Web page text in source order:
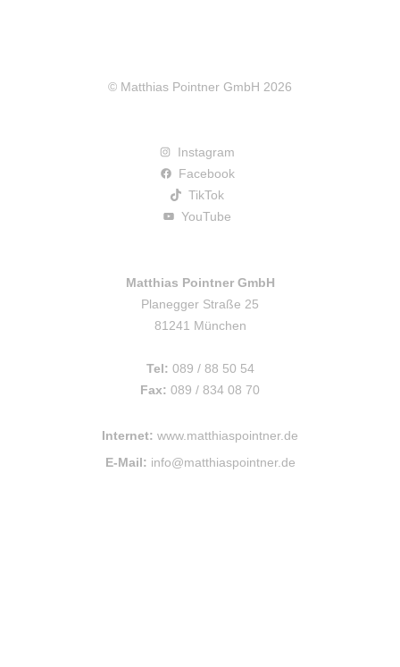
© Matthias Pointner GmbH 2026
Instagram
Facebook
TikTok
YouTube
Matthias Pointner GmbH
Planegger Straße 25
81241 München
Tel: 089 / 88 50 54
Fax: 089 / 834 08 70
Internet: www.matthiaspointner.de
E-Mail: info@matthiaspointner.de